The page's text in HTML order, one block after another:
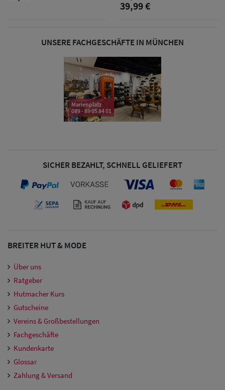
Damen Caps
Großgrößen
39,99 €
UNSERE FACHGESCHÄFTE IN MÜNCHEN
Marienplatz
089 - 89 05 84 01
SICHER BEZAHLT, SCHNELL GELIEFERT
BREITER HUT & MODE
Über uns
Ratgeber
Hutmacher Kurs
Gutscheine
Vereins & Großbestellungen
Fachgeschäfte
Kundenkarte
Glossar
Zahlung & Versand